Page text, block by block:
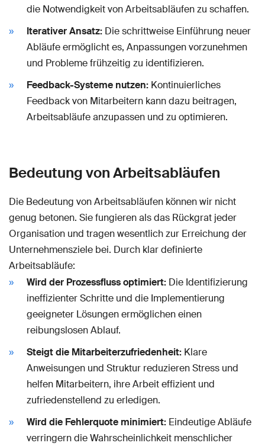
die Notwendigkeit von Arbeitsabläufen zu schaffen.
Iterativer Ansatz: Die schrittweise Einführung neuer
Abläufe ermöglicht es, Anpassungen vorzunehmen
und Probleme frühzeitig zu identifizieren.
Feedback-Systeme nutzen: Kontinuierliches
Feedback von Mitarbeitern kann dazu beitragen,
Arbeitsabläufe anzupassen und zu optimieren.
Bedeutung von Arbeitsabläufen
Die Bedeutung von Arbeitsabläufen können wir nicht
genug betonen. Sie fungieren als das Rückgrat jeder
Organisation und tragen wesentlich zur Erreichung der
Unternehmensziele bei. Durch klar definierte
Arbeitsabläufe:
Wird der Prozessfluss optimiert: Die Identifizierung
ineffizienter Schritte und die Implementierung
geeigneter Lösungen ermöglichen einen
reibungslosen Ablauf.
Steigt die Mitarbeiterzufriedenheit: Klare
Anweisungen und Struktur reduzieren Stress und
helfen Mitarbeitern, ihre Arbeit effizient und
zufriedenstellend zu erledigen.
Wird die Fehlerquote minimiert: Eindeutige Abläufe
verringern die Wahrscheinlichkeit menschlicher